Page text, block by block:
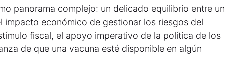
panorama complejo: un delicado equilibrio entre un
impacto económico de gestionar los riesgos del
fiscal, el apoyo imperativo de la política de los
de que una vacuna esté disponible en algún